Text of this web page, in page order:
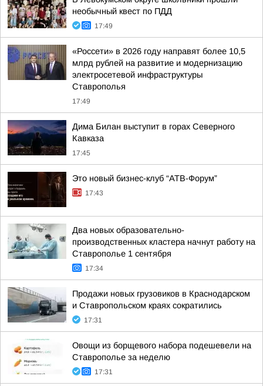
необычный квест по ПДД
17:49
«Россети» в 2026 году направят более 10,5
млрд рублей на развитие и модернизацию
электросетевой инфраструктуры
Ставрополья
17:49
Дима Билан выступит в горах Северного
Кавказа
17:45
Это новый бизнес-клуб “АТВ-Форум”
17:43
Два новых образовательно-
производственных кластера начнут работу на
Ставрополье 1 сентября
17:34
Продажи новых грузовиков в Краснодарском
и Ставропольском краях сократились
17:31
Овощи из борщевого набора подешевели на
Ставрополье за неделю
17:31